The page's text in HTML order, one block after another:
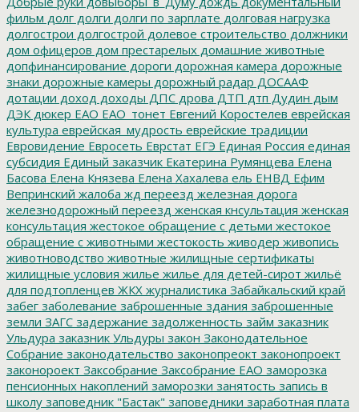
фильм долг долги долги по зарплате долговая нагрузка
долгострои долгострой долевое строительство должники
дом офицеров дом престарелых домашние животные
допфинансирование дороги дорожная камера дорожные
знаки дорожные камеры дорожный радар ДОСААФ
дотации доход доходы ДПС дрова ДТП дтп Дудин дым
ДЭК дюкер ЕАО ЕАО_тонет Евгений Коростелев еврейская
культура еврейская_мудрость еврейские традиции
Евровидение Евросеть Еврстат ЕГЭ Единая Россия единая
субсидия Единый заказчик Екатерина Румянцева Елена
Басова Елена Князева Елена Хахалева ель ЕНВД Ефим
Вепринский жалоба жд переезд железная дорога
железнодорожный переезд женская кнсультация женская
консультация жестокое обращение с детьми жестокое
обращение с животными жестокость живодер живопись
животноводство животные жилищные сертификаты
жилищные условия жилье жилье для детей-сирот жильё
для подтопленцев ЖКХ журналистика Забайкальский край
забег заболевание заброшенные здания заброшенные
земли ЗАГС задержание задолженность займ заказник
Ульдура заказник Ульдуры закон Законодательное
Собрание законодательство законопреокт законопроект
законороект Заксобрание Заксобрание ЕАО заморозка
пенсионных накоплений заморозки занятость запись в
школу заповедник "Бастак" заповедники заработная плата